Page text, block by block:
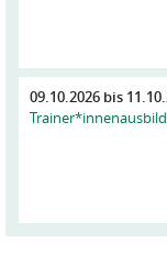
09.10.2026 bis